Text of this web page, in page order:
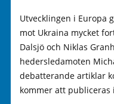
Utvecklingen i Europa
mot Ukraina mycket
Dalsjö och Niklas
hedersledamoten
debatterande artiklar
kommer att publiceras